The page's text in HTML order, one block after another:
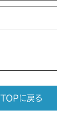
TOPに戻る